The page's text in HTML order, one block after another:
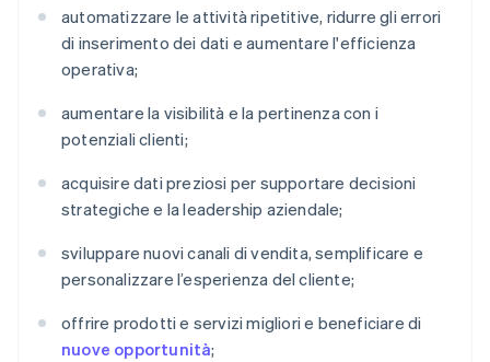
automatizzare le attività ripetitive, ridurre gli errori
di inserimento dei dati e aumentare l'efficienza
operativa;
aumentare la visibilità e la pertinenza con i
potenziali clienti;
acquisire dati preziosi per supportare decisioni
strategiche e la leadership aziendale;
sviluppare nuovi canali di vendita, semplificare e
personalizzare l’esperienza del cliente;
offrire prodotti e servizi migliori e beneficiare di
nuove opportunità;